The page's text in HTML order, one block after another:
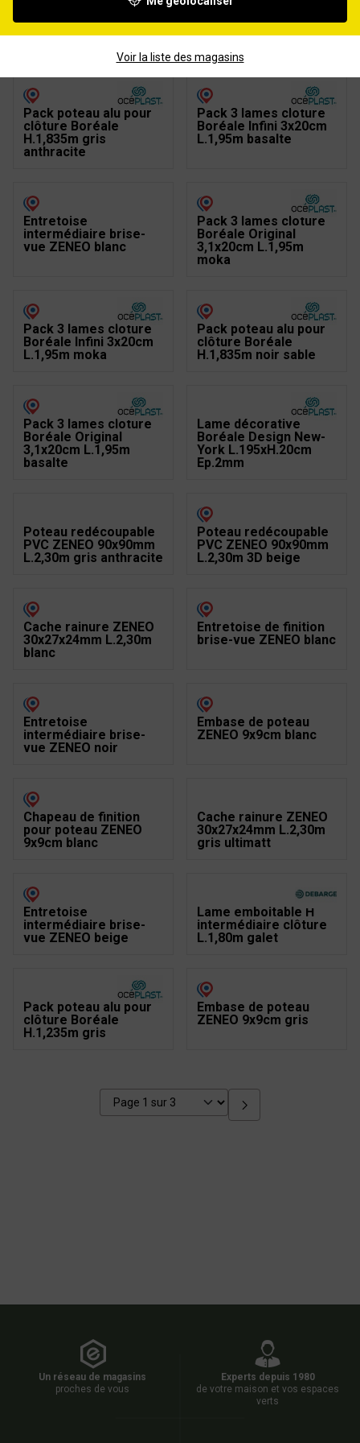
Pack poteau alu pour
clôture Boréale
H.1,835m gris
anthracite
Pack 3 lames clôture
Boréale Infini 3x20cm
L.1,95m basalte
Entretoise
intermédiaire brise-
vue ZENEO blanc
Pack 3 lames clôture
Boréale Original
3,1x20cm L.1,95m
moka
Pack 3 lames clôture
Boréale Infini 3x20cm
L.1,95m moka
Pack poteau alu pour
clôture Boréale
H.1,835m noir sable
Pack 3 lames clôture
Boréale Original
3,1x20cm L.1,95m
basalte
Lame décorative
Boréale Design New-
York L.195xH.20cm
Ep.2mm
Poteau redécoupable
PVC ZENEO 90x90mm
L.2,30m gris anthracite
Poteau redécoupable
PVC ZENEO 90x90mm
L.2,30m 3D beige
Cache rainure ZENEO
30x27x24mm L.2,30m
blanc
Entretoise de finition
brise-vue ZENEO blanc
Entretoise
intermédiaire brise-
vue ZENEO noir
Embase de poteau
ZENEO 9x9cm blanc
Chapeau de finition
pour poteau ZENEO
9x9cm blanc
Cache rainure ZENEO
30x27x24mm L.2,30m
gris ultimatt
Entretoise
intermédiaire brise-
vue ZENEO beige
Lame emboitable H
intermédiaire clôture
L.1,80m galet
Pack poteau alu pour
clôture Boréale
H.1,235m gris
Embase de poteau
ZENEO 9x9cm gris
Un réseau de magasins
proches de vous
Experts depuis 1980
de votre maison et vos espaces
verts
Voir la liste des magasins